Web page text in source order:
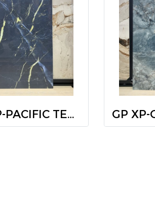
GP XP-PACIFIC TEMPO (POL) R/T 60X120 PM